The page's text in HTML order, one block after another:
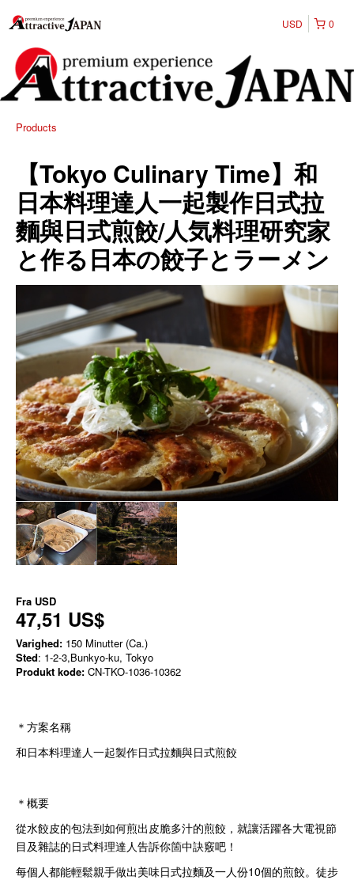
0
USD
Products
【Tokyo Culinary Time】和
日本料理達人一起製作日式拉
麵與日式煎餃/人気料理研究家
と作る日本の餃子とラーメン
Fra USD
47,51 US$
Varighed: 150 Minutter (Ca.)
Sted: 1-2-3,Bunkyo-ku, Tokyo
Produkt kode: CN-TKO-1036-10362
＊方案名稱
和日本料理達人一起製作日式拉麵與日式煎餃
＊概要
從水餃皮的包法到如何煎出皮脆多汁的煎餃，就讓活躍各大電視節
目及雜誌的日式料理達人告訴你箇中訣竅吧！
每個人都能輕鬆親手做出美味日式拉麵及一人份10個的煎餃。徒步